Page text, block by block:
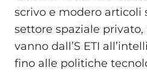
scrivo e modero articoli
settore spaziale
vanno dall’S ETI
fino alle politiche